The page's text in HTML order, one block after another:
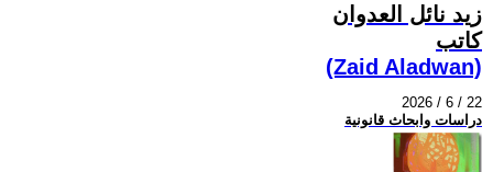
زيد نائل العدوان
كاتب
(Zaid Aladwan)
2026 / 6 / 22
دراسات وابحاث قانونية